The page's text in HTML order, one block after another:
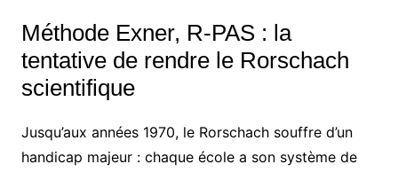
Méthode Exner, R-PAS : la
tentative de rendre le Rorschach
scientifique
Jusqu’aux années 1970, le Rorschach souffre d’un
handicap majeur : chaque école a son système de